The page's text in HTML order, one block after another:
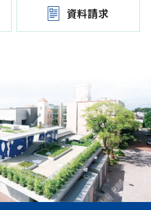
資料請求